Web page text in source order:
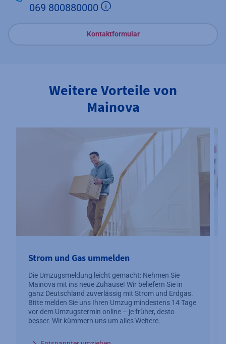
069 800880000
Kontaktformular
Weitere Vorteile von
Mainova
Strom und Gas ummelden
Die Umzugsmeldung leicht gemacht: Nehmen Sie
Mainova mit ins neue Zuhause! Wir beliefern Sie in
ganz Deutschland zuverlässig mit Strom und Erdgas.
Bitte melden Sie uns Ihren Umzug mindestens 14 Tage
vor dem Umzugstermin online – je früher, desto
besser. Wir kümmern uns um alles Weitere.